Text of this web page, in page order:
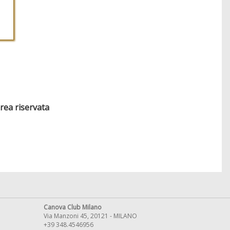
riservata
Canova Club Milano
Via Manzoni 45, 20121 - MILANO
+39 348.4546956